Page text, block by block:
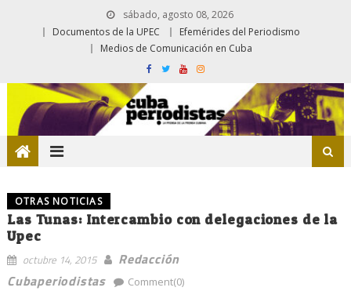
sábado, agosto 08, 2026
Documentos de la UPEC
Efemérides del Periodismo
Medios de Comunicación en Cuba
OTRAS NOTICIAS
Las Tunas: Intercambio con delegaciones de la
Upec
octubre 14, 2015
Redacción
Cubaperiodistas
Comment(0)